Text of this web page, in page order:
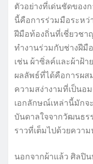
ตัวอย่างที่เด่นชัดของ
นี้คือการร่วมมือระห
ฝีมือท้องถิ่นที่เชี่ยวช
ทำงานร่วมกับช่างฝีมื
เช่น ผ้าซิ่ลค์และผ้าฝ้า
ผลลัพธ์ที่ได้คือการผส
ความสง่างามที่เป็นอ
เอกลักษณ์เหล่านี้มัก
บันดาลใจจากวัฒนธร
ราวที่เต็มไปด้วยควา
นอกจากผ้าแล้ว ศิลปิ